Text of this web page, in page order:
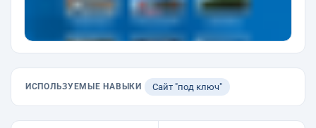
ИСПОЛЬЗУЕМЫЕ НАВЫКИ Сайт "под ключ"